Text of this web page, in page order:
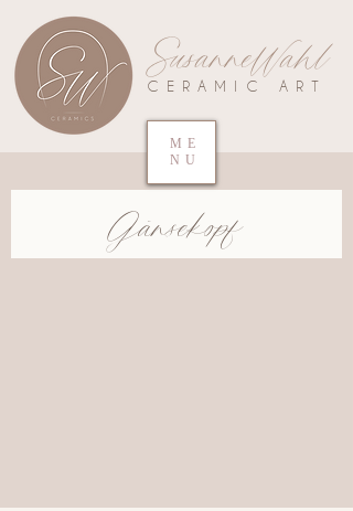
SusanneWahl
CERAMIC ART
ME
NU
Gänsekopf